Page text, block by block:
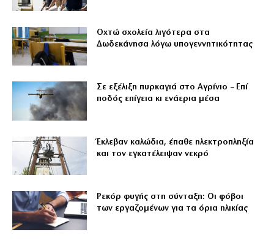
Οχτώ σχολεία λιγότερα στα
Δωδεκάνησα λόγω υπογεννητικότητας
Σε εξέλιξη πυρκαγιά στο Αγρίνιο – Επί
ποδός επίγεια κι ενάερια μέσα
Έκλεβαν καλώδια, έπαθε ηλεκτροπληξία
και τον εγκατέλειψαν νεκρό
Ρεκόρ φυγής στη σύνταξη: Οι φόβοι
των εργαζομένων για τα όρια ηλικίας